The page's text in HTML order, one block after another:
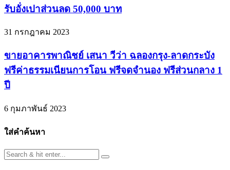
รับอั่งเปาส่วนลด 50,000 บาท
31 กรกฎาคม 2023
ขายอาคารพาณิชย์ เสนา วีว่า ฉลองกรุง-ลาดกระบัง
ฟรีค่าธรรมเนียนการโอน ฟรีจดจำนอง ฟรีส่วนกลาง 1
ปี
6 กุมภาพันธ์ 2023
ใส่คำค้นหา